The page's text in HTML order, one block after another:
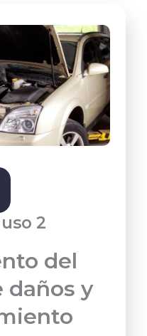
2
del
daños y